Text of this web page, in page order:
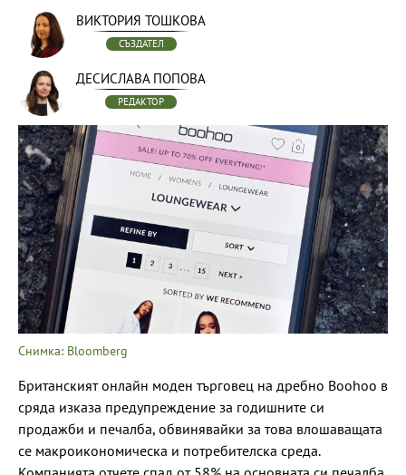
ВИКТОРИЯ ТОШКОВА
СЪЗДАТЕЛ
ДЕСИСЛАВА ПОПОВА
РЕДАКТОР
Снимка: Bloomberg
Британският онлайн моден търговец на дребно Boohoo в
сряда изказа предупреждение за годишните си
продажби и печалба, обвинявайки за това влошаващата
се макроикономическа и потребителска среда.